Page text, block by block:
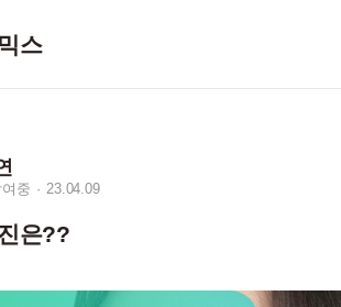
스
중 23.04.09
은??